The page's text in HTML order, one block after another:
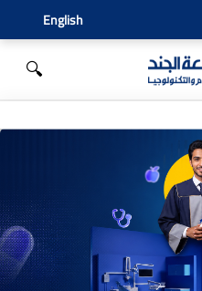
English
🔍